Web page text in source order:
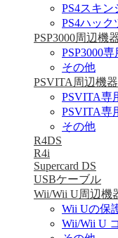
PS4スキン
PS4ハック
PSP3000周辺機
PSP3000
その他
PSVITA周辺機器
PSVITA専
PSVITA専
その他
R4DS
R4i
Supercard DS
USBケーブル
Wii/Wii U周辺機
Wii Uの保
Wii/Wii U